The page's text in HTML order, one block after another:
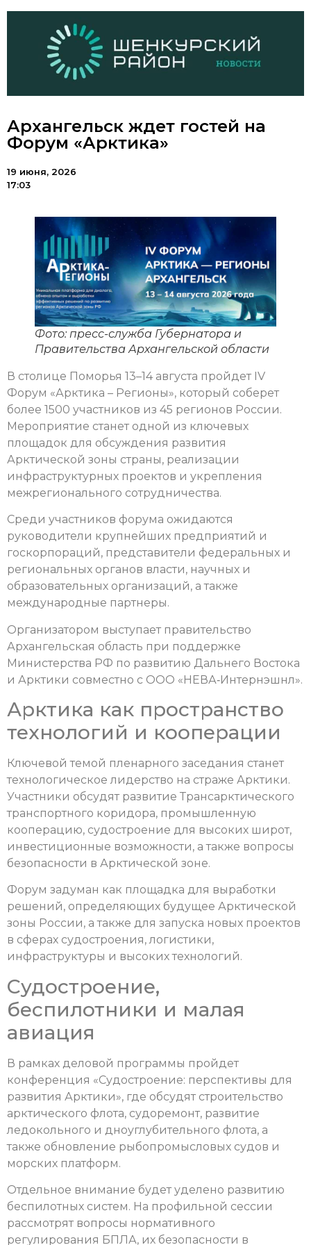
Архангельск ждет гостей на
Форум «Арктика»
19 июня, 2026
17:03
Фото: пресс-служба Губернатора и
Правительства Архангельской области
В столице Поморья 13–14 августа пройдет IV
Форум «Арктика – Регионы», который соберет
более 1500 участников из 45 регионов России.
Мероприятие станет одной из ключевых
площадок для обсуждения развития
Арктической зоны страны, реализации
инфраструктурных проектов и укрепления
межрегионального сотрудничества.
Среди участников форума ожидаются
руководители крупнейших предприятий и
госкорпораций, представители федеральных и
региональных органов власти, научных и
образовательных организаций, а также
международные партнеры.
Организатором выступает правительство
Архангельская область при поддержке
Министерства РФ по развитию Дальнего Востока
и Арктики совместно с ООО «НЕВА‑Интернэшнл».
Арктика как пространство
технологий и кооперации
Ключевой темой пленарного заседания станет
технологическое лидерство на страже Арктики.
Участники обсудят развитие Трансарктического
транспортного коридора, промышленную
кооперацию, судостроение для высоких широт,
инвестиционные возможности, а также вопросы
безопасности в Арктической зоне.
Форум задуман как площадка для выработки
решений, определяющих будущее Арктической
зоны России, а также для запуска новых проектов
в сферах судостроения, логистики,
инфраструктуры и высоких технологий.
Судостроение,
беспилотники и малая
авиация
В рамках деловой программы пройдет
конференция «Судостроение: перспективы для
развития Арктики», где обсудят строительство
арктического флота, судоремонт, развитие
ледокольного и дноуглубительного флота, а
также обновление рыбопромысловых судов и
морских платформ.
Отдельное внимание будет уделено развитию
беспилотных систем. На профильной сессии
рассмотрят вопросы нормативного
регулирования БПЛА, их безопасности в